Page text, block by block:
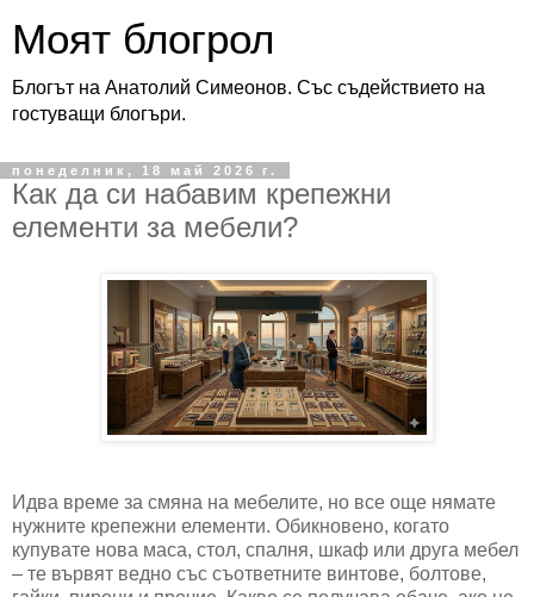
Моят блогрол
Блогът на Анатолий Симеонов. Със съдействието на
гостуващи блогъри.
понеделник, 18 май 2026 г.
Как да си набавим крепежни
елементи за мебели?
Идва време за смяна на мебелите, но все още нямате
нужните крепежни елементи. Обикновено, когато
купувате нова маса, стол, спалня, шкаф или друга мебел
– те вървят ведно със съответните винтове, болтове,